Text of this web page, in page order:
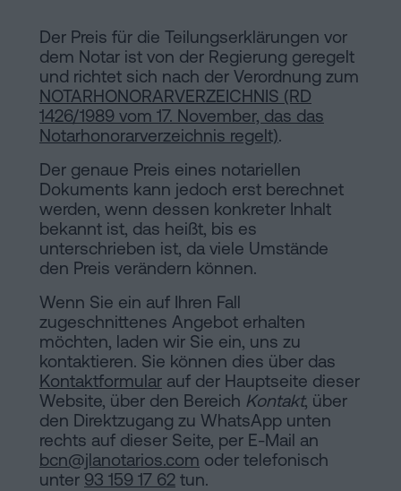
Der Preis für die Teilungserklärungen vor
dem Notar ist von der Regierung geregelt
und richtet sich nach der Verordnung zum
NOTARHONORARVERZEICHNIS (RD
1426/1989 vom 17. November, das das
Notarhonorarverzeichnis regelt).
Der genaue Preis eines notariellen
Dokuments kann jedoch erst berechnet
werden, wenn dessen konkreter Inhalt
bekannt ist, das heißt, bis es
unterschrieben ist, da viele Umstände
den Preis verändern können.
Wenn Sie ein auf Ihren Fall
zugeschnittenes Angebot erhalten
möchten, laden wir Sie ein, uns zu
kontaktieren. Sie können dies über das
Kontaktformular auf der Hauptseite dieser
Website, über den Bereich Kontakt, über
den Direktzugang zu WhatsApp unten
rechts auf dieser Seite, per E-Mail an
bcn@jlanotarios.com oder telefonisch
unter 93 159 17 62 tun.